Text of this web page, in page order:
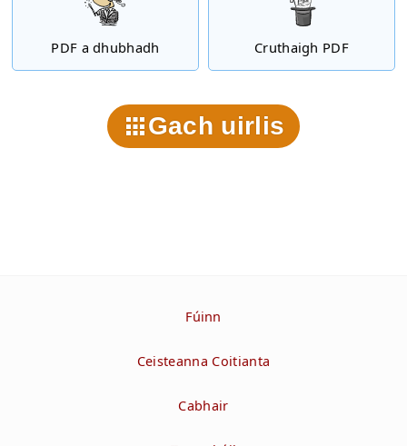
PDF a dhubhadh Cruthaigh PDF
Gach uirlis
Fúinn
Ceisteanna Coitianta
Cabhair